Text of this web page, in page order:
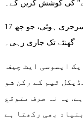
کی کوشش کریں گے۔
17 مئی کو ارشد جونیئر کی "تھری ان ون" سرجری ہوئی، جو چھ
گھنٹے تک جاری رہی۔
ٹیم کے رکن شو
یہ نہ صرف متوقع